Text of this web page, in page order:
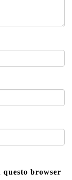
questo browser